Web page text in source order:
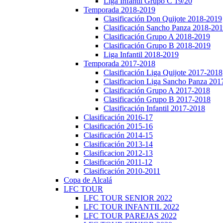
Temporada 2018-2019
Clasificación Don Quijote 2018-2019
Clasificación Sancho Panza 2018-
Clasificación Grupo A 2018-2019
Clasificación Grupo B 2018-2019
Liga Infantil 2018-2019
Temporada 2017-2018
Clasificación Liga Quijote 2017-2018
Clasificacion Liga Sancho Panza
Clasificación Grupo A 2017-2018
Clasificación Grupo B 2017-2018
Clasificación Infantil 2017-2018
Clasificación 2016-17
Clasificación 2015-16
Clasificación 2014-15
Clasificación 2013-14
Clasificacion 2012-13
Clasificación 2011-12
Clasificación 2010-2011
Copa de Alcalá
LFC TOUR
LFC TOUR SENIOR 2022
LFC TOUR INFANTIL 2022
LFC TOUR PAREJAS 2022